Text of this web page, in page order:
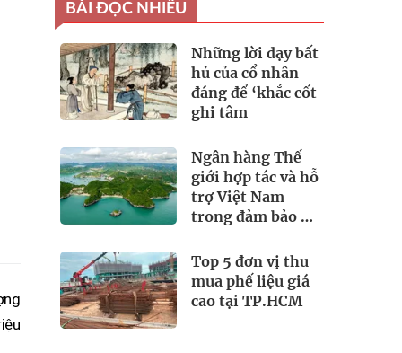
BÀI ĐỌC NHIỀU
Những lời dạy bất
hủ của cổ nhân
đáng để ‘khắc cốt
ghi tâm
Ngân hàng Thế
giới hợp tác và hỗ
trợ Việt Nam
trong đảm bảo an
Top 5 đơn vị thu
mua phế liệu giá
cao tại TP.HCM